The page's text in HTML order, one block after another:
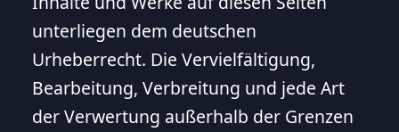
unterliegen dem deutschen
Urheberrecht. Die Vervielfältigung,
Bearbeitung, Verbreitung und jede Art
der Verwertung außerhalb der Grenzen